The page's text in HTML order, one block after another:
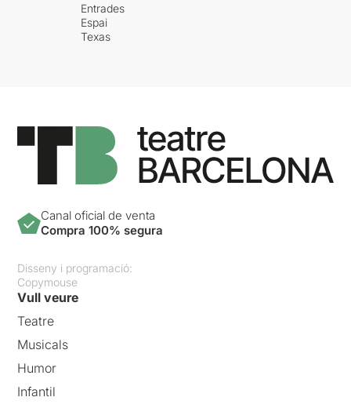
Entrades
Espai
Texas
Canal oficial de venta
Compra 100% segura
Disseny i programació:
Copymouse
Vull veure
Teatre
Musicals
Humor
Infantil